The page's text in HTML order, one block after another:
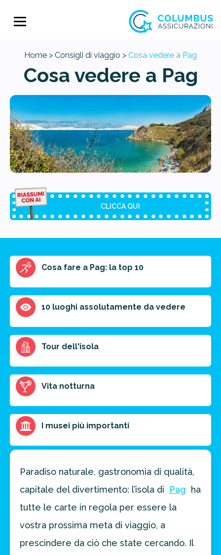
Home > Consigli di viaggio > Cosa vedere a Pag
Cosa vedere a Pag
CLICCA QUI
Riassunto dell'articolo
Scegli il formato del riassunto
Breve Medio Punti chiave
prossima destinazione di viaggio.
FAI PREVENTIVO
Cosa fare a Pag: la top 10
10 luoghi assolutamente da vedere
Tour dell'isola
Vita notturna
I musei più importanti
Paradiso naturale, gastronomia di qualità,
capitale del divertimento: l’isola di
Pag
ha
tutte le carte in regola per essere la
vostra prossima meta di viaggio, a
prescindere da ciò che state cercando. Il